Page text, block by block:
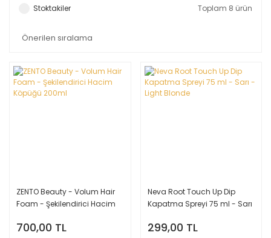
Stoktakiler Toplam 8 ürün
ZENTO Beauty - Volum Hair
Foam - Şekilendirici Hacim
700,00 TL
Neva Root Touch Up Dip
Kapatma Spreyi 75 ml - Sarı
299,00 TL